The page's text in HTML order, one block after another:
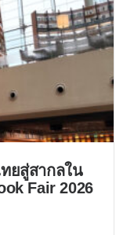
ยสู่สากลใน
Fair 2026